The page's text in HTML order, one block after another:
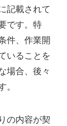
記載されて
です。特
件、作業開
いることを
場合、後々
。
の内容が契